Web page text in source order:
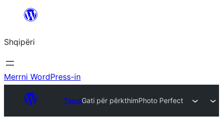
Hidhu
lënda
Shqipëri
Merrni WordPress-in
TemaGati për përkthimPhoto Perfect